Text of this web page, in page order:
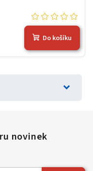
Do košíku
expand_more